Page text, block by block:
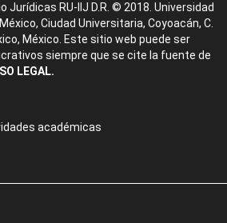
Jurídicas RU-IIJ D.R. © 2018. Universidad
Ciudad Universitaria, Coyoacán, C.
México. Este sitio web puede ser
siempre que se cite la fuente de
LEGAL.
académicas